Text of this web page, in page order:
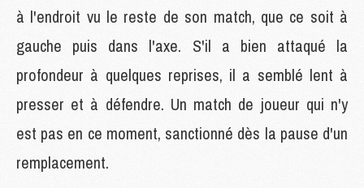
à l'endroit vu le reste de son match, que ce soit à
gauche puis dans l'axe. S'il a bien attaqué la
profondeur à quelques reprises, il a semblé lent à
presser et à défendre. Un match de joueur qui n'y
est pas en ce moment, sanctionné dès la pause d'un
remplacement.